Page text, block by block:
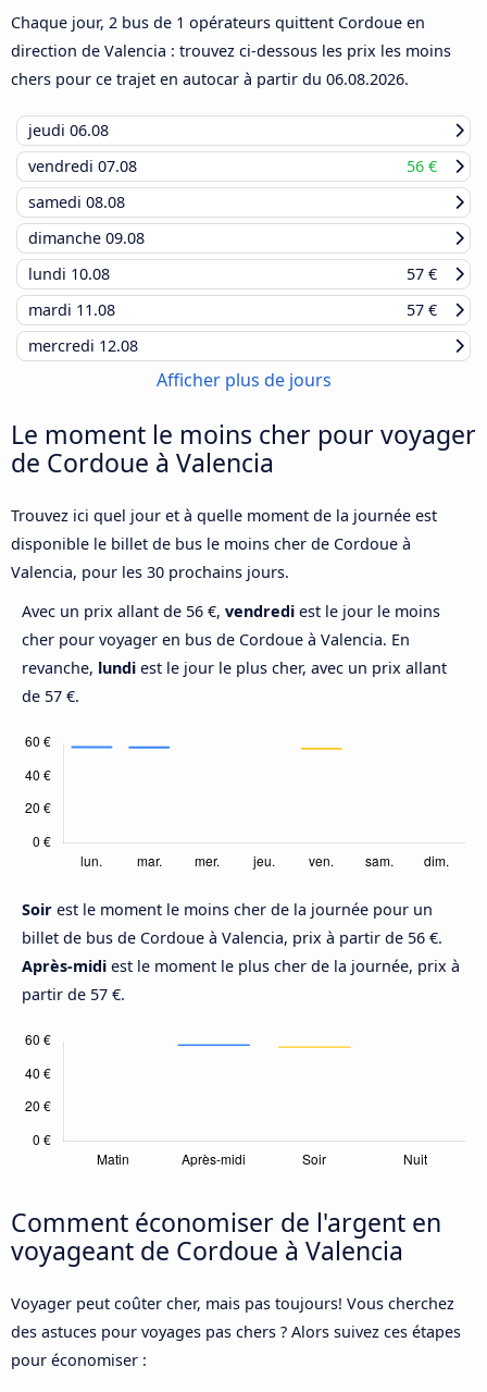
Chaque jour, 2 bus de 1 opérateurs quittent Cordoue en
direction de Valencia : trouvez ci-dessous les prix les moins
chers pour ce trajet en autocar à partir du 06.08.2026.
jeudi 06.08
vendredi 07.08
56 €
samedi 08.08
dimanche 09.08
lundi 10.08
57 €
mardi 11.08
57 €
mercredi 12.08
Afficher plus de jours
Le moment le moins cher pour voyager
de Cordoue à Valencia
Trouvez ici quel jour et à quelle moment de la journée est
disponible le billet de bus le moins cher de Cordoue à
Valencia, pour les 30 prochains jours.
Avec un prix allant de 56 €, vendredi est le jour le moins
cher pour voyager en bus de Cordoue à Valencia. En
revanche, lundi est le jour le plus cher, avec un prix allant
de 57 €.
Soir est le moment le moins cher de la journée pour un
billet de bus de Cordoue à Valencia, prix à partir de 56 €.
Après-midi est le moment le plus cher de la journée, prix à
partir de 57 €.
Comment économiser de l'argent en
voyageant de Cordoue à Valencia
Voyager peut coûter cher, mais pas toujours! Vous cherchez
des astuces pour voyages pas chers ? Alors suivez ces étapes
pour économiser :